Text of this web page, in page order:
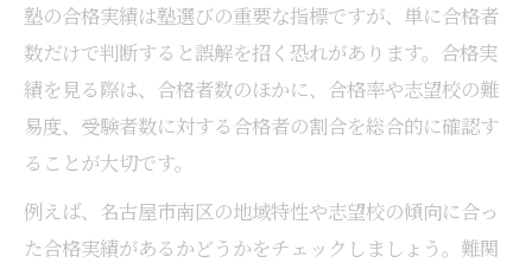
塾の合格実績は塾選びの重要な指標ですが、単に合格者
数だけで判断すると誤解を招く恐れがあります。合格実
績を見る際は、合格者数のほかに、合格率や志望校の難
易度、受験者数に対する合格者の割合を総合的に確認す
ることが大切です。
例えば、名古屋市南区の地域特性や志望校の傾向に合っ
た合格実績があるかどうかをチェックしましょう。難関